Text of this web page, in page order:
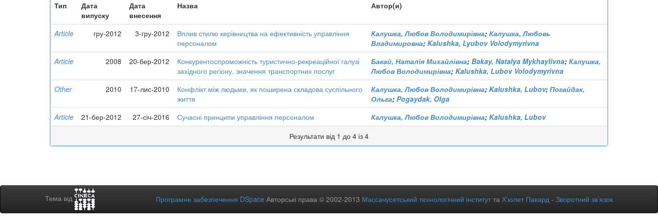
Тип
Дата
випуску
Дата
внесення
Назва Автор(и)
Article гру-2012 3-гру-2012
Вплив стилю керівництва на ефективність управління
персоналом
Калушка, Любов Володимирівна; Калушка, Любовь
Владимировна; Kalushka, Lyubov Volodymyrivna
Article
2008 20-бер-2012
Конкурентоспроможність туристично-рекреаційної галузі
західного регіону, значення транспортних послуг
Бакай, Наталія Михайлівна; Bakay, Natalya Mykhaylivna; Калушка,
Любов Володимирівна; Kalushka, Lubov Volodymyrivna
Other
2010 17-лис-2010
Конфлікт між людьми, як поширена складова суспільного
життя
Калушка, Любов Володимирівна; Kalushka, Lubov; Погайдак,
Ольга; Pogaydak, Olga
Article
21-бер-2012 27-січ-2016 Сучасні принципи управління персоналом Калушка, Любов Володимирівна; Kalushka, Lubov
Результати від 1 до 4 із 4
Тема від Програмне забезпечення DSpace Авторські права © 2002-2013 Массачусетський технологічний інститутта Х’юлет Пакард - Зворотний зв’язок